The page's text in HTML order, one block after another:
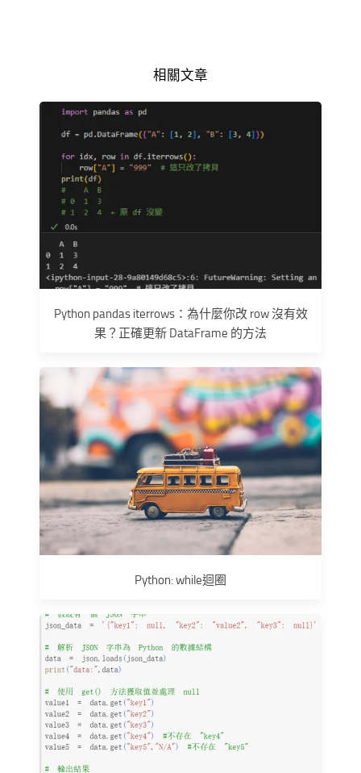
相關文章
Python pandas iterrows：為什麼你改 row 沒有效
果？正確更新 DataFrame 的方法
Python: while迴圈